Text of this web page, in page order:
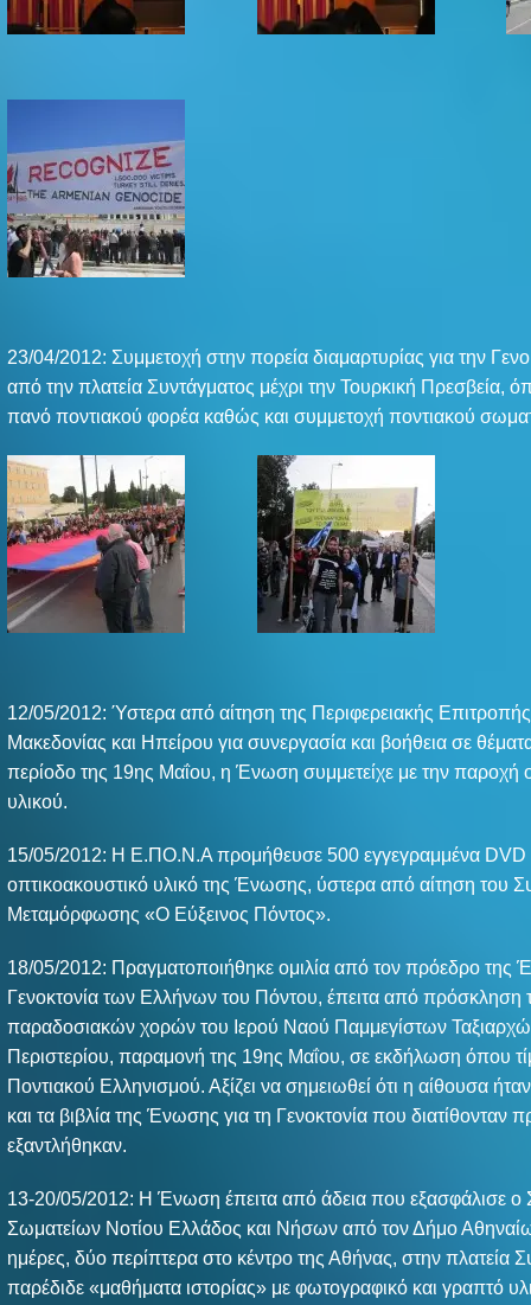
23/04/2012: Συμμετοχή στην πορεία διαμαρτυρίας για την
από την πλατεία Συντάγματος μέχρι την Τουρκική Πρεσβεία,
πανό ποντιακού φορέα καθώς και συμμετοχή ποντιακού
12/05/2012: Ύστερα από αίτηση της Περιφερειακής
Μακεδονίας και Ηπείρου για συνεργασία και βοήθεια σε
περίοδο της 19ης Μαΐου, η Ένωση συμμετείχε με την παροχή
υλικού.
15/05/2012: Η Ε.ΠΟ.Ν.Α προμήθευσε 500 εγγεγραμμένα DVD
οπτικοακουστικό υλικό της Ένωσης, ύστερα από αίτηση του
Μεταμόρφωσης «Ο Εύξεινος Πόντος».
18/05/2012: Πραγματοποιήθηκε ομιλία από τον πρόεδρο της
Γενοκτονία των Ελλήνων του Πόντου, έπειτα από πρόσκληση
παραδοσιακών χορών του Ιερού Ναού Παμμεγίστων
Περιστερίου, παραμονή της 19ης Μαΐου, σε εκδήλωση όπου
Ποντιακού Ελληνισμού. Αξίζει να σημειωθεί ότι η αίθουσα
και τα βιβλία της Ένωσης για τη Γενοκτονία που διατίθονταν
εξαντλήθηκαν.
13-20/05/2012: Η Ένωση έπειτα από άδεια που εξασφάλισε ο
Σωματείων Νοτίου Ελλάδος και Νήσων από τον Δήμο
ημέρες, δύο περίπτερα στο κέντρο της Αθήνας, στην πλατεία
παρέδιδε «μαθήματα ιστορίας» με φωτογραφικό και γραπτό